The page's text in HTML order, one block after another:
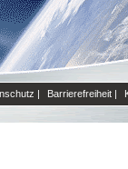
| Barrierefreiheit |